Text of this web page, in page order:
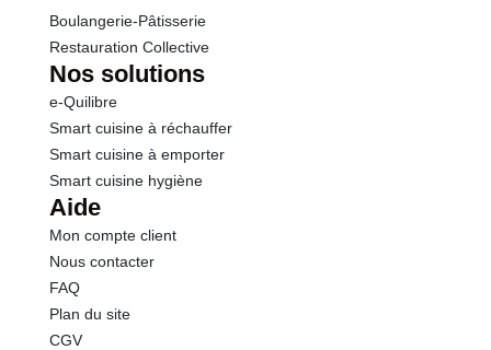
Boulangerie-Pâtisserie
Restauration Collective
Nos solutions
e-Quilibre
Smart cuisine à réchauffer
Smart cuisine à emporter
Smart cuisine hygiène
Aide
Mon compte client
Nous contacter
FAQ
Plan du site
CGV